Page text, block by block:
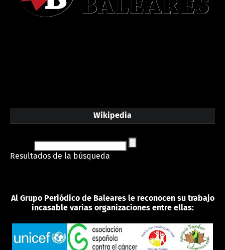
Wikipedia
Resultados de la búsqueda
Al Grupo Periódico de Baleares le reconocen su trabajo
incasable varias organizaciones entre ellas: